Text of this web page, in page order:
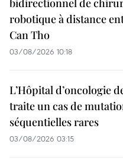
bidirectionnel de
robotique à distance
Can Tho
03/08/2026 10:18
L’Hôpital d’oncologie
traite un cas de
séquentielles rares
03/08/2026 03:15